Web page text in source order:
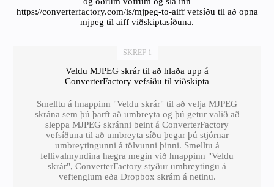
https://converterfactory.com/is/mjpeg-to-aiff vefsíðu til að opna
mjpeg til aiff viðskiptasíðuna.
SKREF 1
Veldu MJPEG skrár til að hlaða upp á
ConverterFactory vefsíðu til viðskipta
Smelltu á hnappinn "Veldu skrár" til að velja MJPEG
skrána sem þú þarft að umbreyta og þú getur valið að
sleppa MJPEG skránni beint á ConverterFactory
vefsíðuna til að umbreyta síðu þegar þú stjórnar
umbreytingunni á tölvunni þinni. Smelltu á
fellivalmyndina hægra megin við hnappinn "Veldu
skrár", ConverterFactory styður umbreytingu á
veftenglum eða Dropbox skrám á netinu.